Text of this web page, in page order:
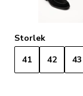
Storlek
41
42 43